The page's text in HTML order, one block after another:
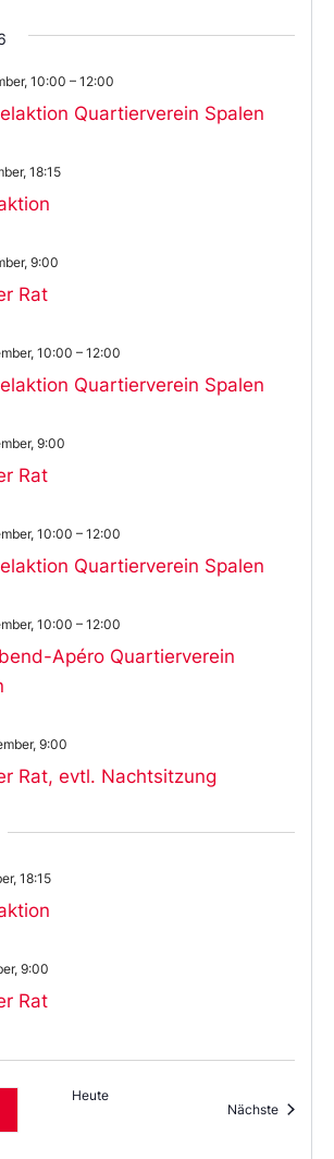
Quartierverein Spalen
10:00 – 12:00
18:15
Rat
9:00
Quartierverein Spalen
10:00 – 12:00
Rat
9:00
Quartierverein Spalen
10:00 – 12:00
Apéro Quartierverein
10:00 – 12:00
Rat, evtl. Nachtsitzung
9:00
18:15
Rat
9:00
Heute
Nächste